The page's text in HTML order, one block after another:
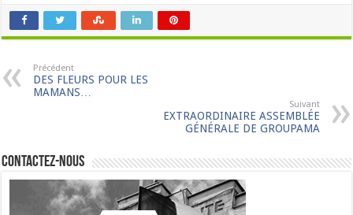
Précédent
DES FLEURS POUR LES
MAMANS…
Suivant
EXTRAORDINAIRE ASSEMBLÉE
GÉNÉRALE DE GROUPAMA
Contactez-nous